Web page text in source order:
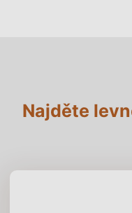
Najděte